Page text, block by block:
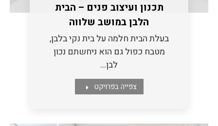
תכנון ועיצוב פנים – הבית
הלבן במושב שלווה
בעלת הבית חלמה על בית נקי בלבן,
מטבח כפול גם הוא ניחשתם נכון
לבן…
צפייה בפרויקט